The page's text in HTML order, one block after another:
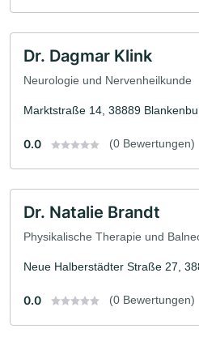
Dr. Dagmar Klink
Neurologie und Nervenheilkunde
Marktstraße 14, 38889
0.0 (0 Bewertungen)
Dr. Natalie Brandt
Physikalische Therapie und
Neue Halberstädter Straße 27,
0.0 (0 Bewertungen)